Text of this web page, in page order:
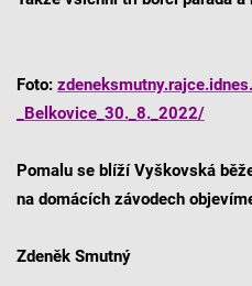
Foto:
_Belkovice_30._8._2022/
Pomalu se blíží Vyškovská
na domácích závodech
Zdeněk Smutný